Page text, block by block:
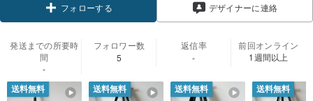
フォローする デザイナーに連絡
発送までの所要時
間
-
フォロワー数
5
返信率
-
前回オンライン
1週間以上
送料無料 送料無料 送料無料 送料無料